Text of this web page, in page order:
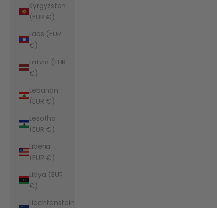
Kyrgyzstan
(EUR €)
Laos (EUR
€)
Latvia (EUR
€)
Lebanon
(EUR €)
Lesotho
(EUR €)
Liberia
(EUR €)
Libya (EUR
€)
Liechtenstein